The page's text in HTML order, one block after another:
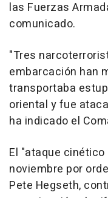
las Fuerzas
comunicado.
"Tres
embarcación han
transportaba
oriental y fue
ha indicado el
El "ataque
noviembre por
Pete Hegseth,